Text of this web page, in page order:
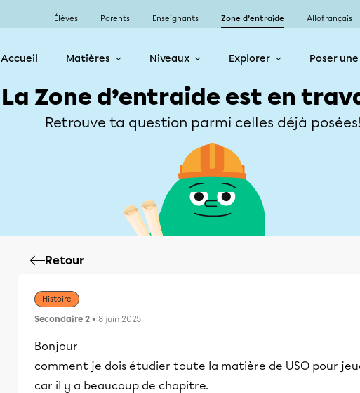
Élèves Parents Enseignants Zone d’entraide Allofrançais
Accueil Matières Niveaux Explorer Poser
La Zone d’entraide est en
Retrouve ta question parmi celles déjà
Retour
Histoire
Secondaire 2 • 8 juin 2025
Bonjour
comment je dois étudier toute la matière de USO pour
car il y a beaucoup de chapitre.